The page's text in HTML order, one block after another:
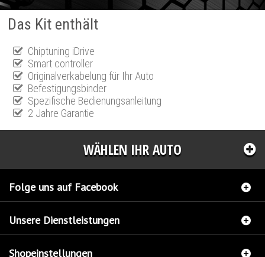
Das Kit enthält
Chiptuning iDrive
Smart controller
Originalverkabelung für Ihr Auto
Befestigungsbinder
Spezifische Bedienungsanleitung
2 Jahre Garantie
WÄHLEN IHR AUTO
Folge uns auf Facebook
Unsere Dienstleistungen
Shopeinstellungen